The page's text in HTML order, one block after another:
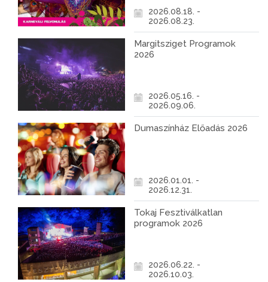
2026.08.18. -
2026.08.23.
Margitsziget Programok
2026
2026.05.16. -
2026.09.06.
Dumaszínház Előadás 2026
2026.01.01. -
2026.12.31.
Tokaj Fesztiválkatlan
programok 2026
2026.06.22. -
2026.10.03.